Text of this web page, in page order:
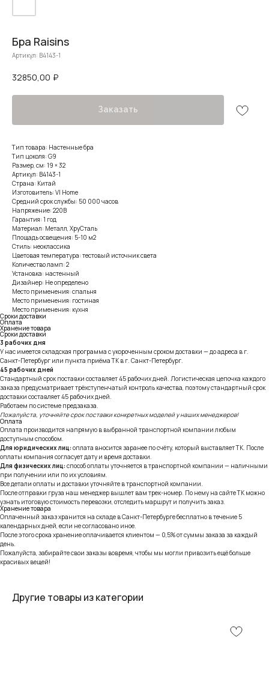
Бра Raisins
Артикул: B4143-1
32850,00 ₽
Заказать
Тип товара: Настенные бра
Тип цоколя: G9
Размер, см: 19 × 32
Артикул: B4143-1
Страна: Китай
Изготовитель: VI Home
Средний срок службы: 50 000 часов
Напряжение: 220В
Гарантия: 1 год
Материал: Металл, ХруСталь
Площадь освещения: 5-10 м2
Стиль: неоклассика
Цветовая температура: тестовый источник света
Количество ламп: 2
Установка: настенный
Дизайнер: Не определено
Место применения: спальня
Место применения: гостиная
Место применения: кухня
Сроки доставки
Оплата
Хранение товара
Сроки доставки
3 рабочих дня
У нас имеется складская программа с укороченным сроком доставки — до адреса в г.
Санкт-Петербург или пункта приёма ТК в г. Санкт-Петербург.
45 рабочих дней
Стандартный срок поставки составляет 45 рабочих дней. Логистическая цепочка каждого
заказа предусматривает трёхступенчатый контроль качества, поэтому стандартный срок
доставки составляет 45 рабочих дней.
Работаем по системе предзаказа.
Пожалуйста, уточняйте срок поставки конкретных моделей у наших менеджеров!
Оплата
Оплата производится напрямую в выбранной транспортной компании любым
доступным способом.
Для юридических лиц: оплата вносится заранее по счёту, который выставляет ТК. После
оплаты компания согласует дату и время доставки.
Для физических лиц: способ оплаты уточняется в транспортной компании — наличными
при получении или по их условиям.
Все детали оплаты и доставки уточняйте в транспортной компании.
После отправки груза наш менеджер вышлет вам трек-номер. По нему на сайте ТК можно
узнать итоговую стоимость перевозки, отследить маршрут и получить заказ.
Хранение товара
Оплаченный заказ хранится на складе в Санкт-Петербурге бесплатно в течение 5
календарных дней, если не согласовано иное.
После этого срока хранение оплачивается клиентом — 0,5% от суммы заказа за каждый
день.
Пожалуйста, забирайте свои заказы вовремя, чтобы мы могли привозить ещё больше
красивых вещей!
Другие товары из категории